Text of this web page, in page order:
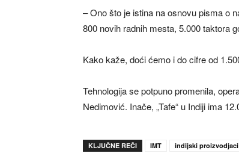
– Ono što je istina na osnovu pisma o
800 novih radnih mesta, 5.000 taktora
Kako kaže, doći ćemo i do cifre od
Tehnologija se potpuno promenila,
Nedimović. Inače, „Tafe“ u Indiji ima
KLJUČNE REČI IMT indijski